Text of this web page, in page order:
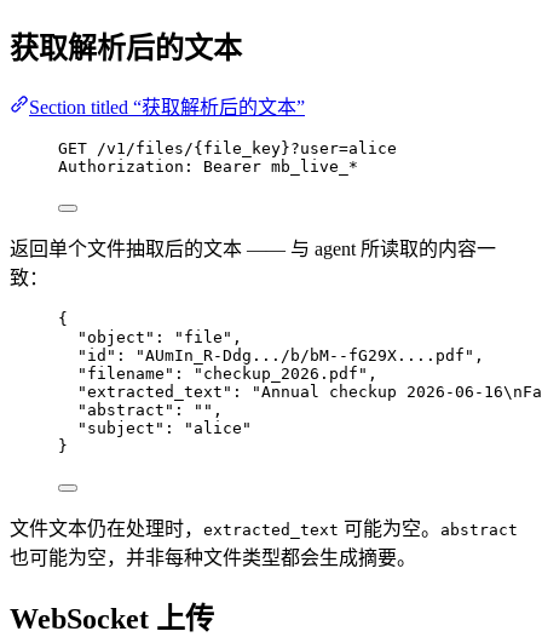
获取解析后的文本
Section titled “获取解析后的文本”
GET /v1/files/{file_key}?user=alice
Authorization : Bearer mb_live_*
返回单个文件抽取后的文本 —— 与 agent 所读取的内容一
致：
{
"object" : " file " ,
"id" : "AUmIn_R-Ddg.../b/bM--fG29X....pdf " ,
"filename" : " checkup_2026.pdf " ,
"extracted_text" : "Annual checkup 2026-06-16\n
"abstract" : "" ,
"subject" : " alice "
}
文件文本仍在处理时， extracted_text 可能为空。 abstract
也可能为空，并非每种文件类型都会生成摘要。
WebSocket 上传